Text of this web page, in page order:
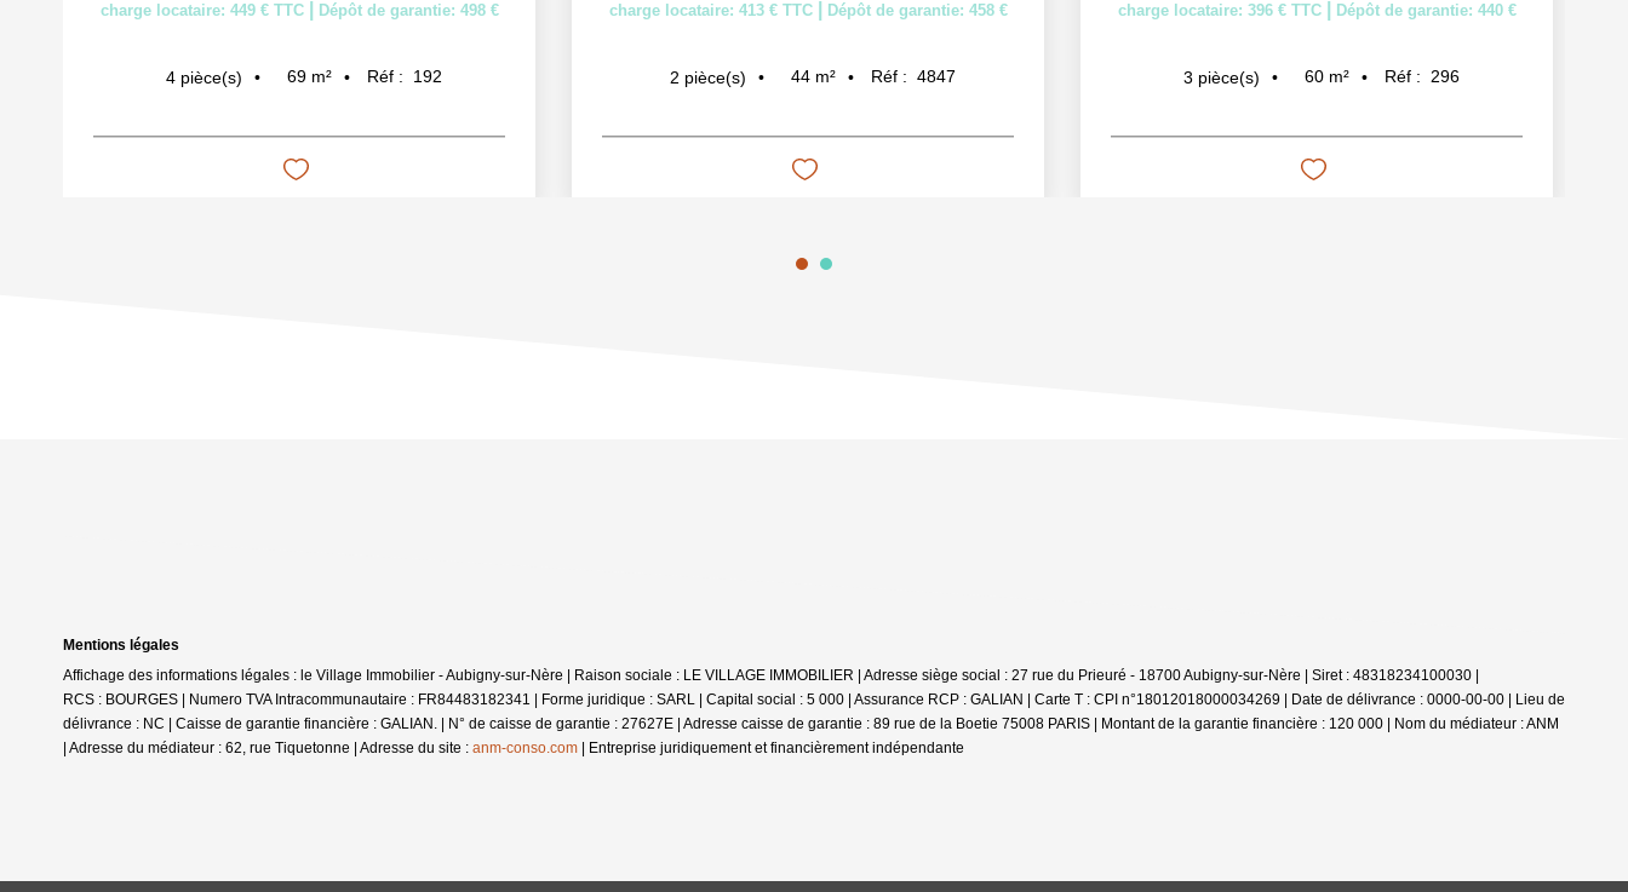
charge locataire: 449 € TTC
Dépôt de garantie: 498 €
4 pièce(s) 69 m² Réf : 192
charge locataire: 413 € TTC
Dépôt de garantie: 458 €
2 pièce(s) 44 m² Réf : 4847
charge locataire: 396 € TTC
Dépôt de garantie: 440 €
3 pièce(s) 60 m² Réf : 296
Mentions légales
Affichage des informations légales : le Village Immobilier - Aubigny-sur-Nère | Raison sociale : LE VILLAGE IMMOBILIER | Adresse siège social : 27 rue du Prieuré - 18700 Aubigny-sur-Nère | Siret : 48318234100030 |
RCS : BOURGES | Numero TVA Intracommunautaire : FR84483182341 | Forme juridique : SARL | Capital social : 5 000 | Assurance RCP : GALIAN | Carte T : CPI n°18012018000034269 | Date de délivrance : 0000-00-00 | Lieu de
délivrance : NC | Caisse de garantie financière : GALIAN. | N° de caisse de garantie : 27627E | Adresse caisse de garantie : 89 rue de la Boetie 75008 PARIS | Montant de la garantie financière : 120 000 | Nom du médiateur : ANM
| Adresse du médiateur : 62, rue Tiquetonne | Adresse du site : anm-conso.com Entreprise juridiquement et financièrement indépendante